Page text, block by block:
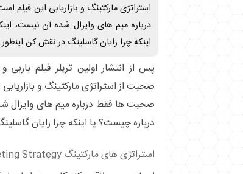
استراتژی مارکتینگ و بازاریابی این
درباره میم های وایرال شده آن نیست،
اینکه چرا رایان گاسلینگ در نقش کن
پس از انتشار اولین تریلر فیلم
صحبت از استراتژی مارکتینگ و
صحبت ها فقط درباره میم های وایرال
درباره چیست؟ یا اینکه چرا رایان
استراتژی های مارکتینگ Marketing Strategy فیلم باربی Barbie 2023